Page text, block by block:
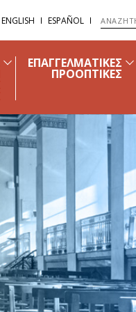
ENGLISH ESPAÑOL
ΕΠΑΓΓΕΛΜΑΤΙΚΕΣ
ΠΡΟΟΠΤΙΚΕΣ